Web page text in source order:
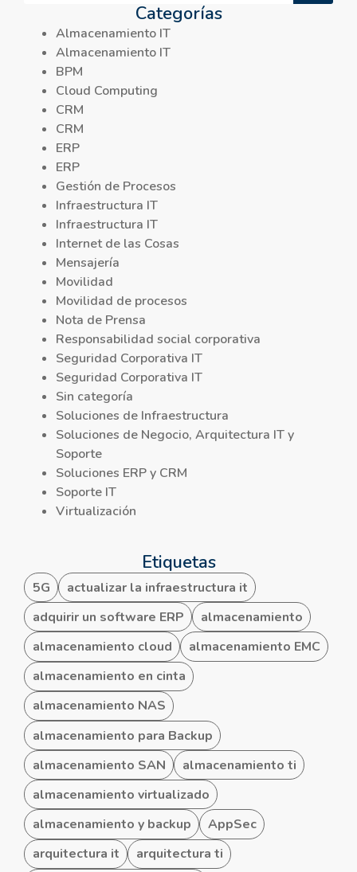
Categorías
Almacenamiento IT
Almacenamiento IT
BPM
Cloud Computing
CRM
CRM
ERP
ERP
Gestión de Procesos
Infraestructura IT
Infraestructura IT
Internet de las Cosas
Mensajería
Movilidad
Movilidad de procesos
Nota de Prensa
Responsabilidad social corporativa
Seguridad Corporativa IT
Seguridad Corporativa IT
Sin categoría
Soluciones de Infraestructura
Soluciones de Negocio, Arquitectura IT y
Soporte
Soluciones ERP y CRM
Soporte IT
Virtualización
Etiquetas
5G
actualizar la infraestructura it
adquirir un software ERP
almacenamiento
almacenamiento cloud
almacenamiento EMC
almacenamiento en cinta
almacenamiento NAS
almacenamiento para Backup
almacenamiento SAN
almacenamiento ti
almacenamiento virtualizado
almacenamiento y backup
AppSec
arquitectura it
arquitectura ti